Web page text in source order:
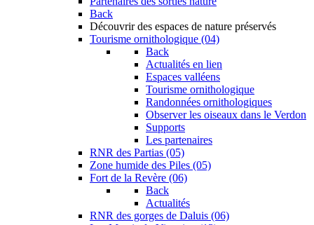
Back
Découvrir des espaces de nature préservés
Tourisme ornithologique (04)
Back
Actualités en lien
Espaces valléens
Tourisme ornithologique
Randonnées ornithologiques
Observer les oiseaux dans le Verdon
Supports
Les partenaires
RNR des Partias (05)
Zone humide des Piles (05)
Fort de la Revère (06)
Back
Actualités
RNR des gorges de Daluis (06)